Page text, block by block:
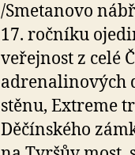
/Smetanovo
17. ročníku
veřejnost z celé
adrenalinových
stěnu, Extreme
Děčínského